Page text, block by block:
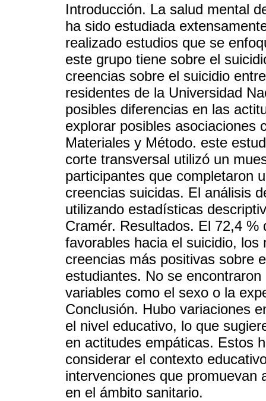
Introducción. La salud mental
ha sido estudiada
realizado estudios que se
este grupo tiene sobre el
creencias sobre el suicidio
residentes de la Universidad
posibles diferencias en las
explorar posibles asociaciones
Materiales y Método. este
corte transversal utilizó un
participantes que completaron
creencias suicidas. El análisis
utilizando estadísticas
Cramér. Resultados. El 72,4
favorables hacia el suicidio,
creencias más positivas sobre
estudiantes. No se
variables como el sexo o la
Conclusión. Hubo variaciones
el nivel educativo, lo que
en actitudes empáticas. Estos
considerar el contexto
intervenciones que promuevan
en el ámbito sanitario.